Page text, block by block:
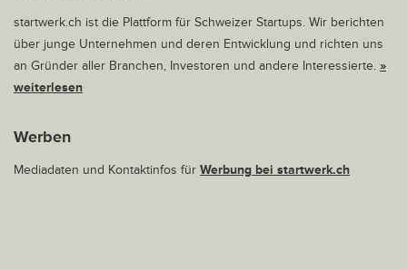
startwerk.ch ist die Plattform für Schweizer Startups. Wir berichten
über junge Unternehmen und deren Entwicklung und richten uns
an Gründer aller Branchen, Investoren und andere Interessierte. »
weiterlesen
Werben
Mediadaten und Kontaktinfos für Werbung bei startwerk.ch